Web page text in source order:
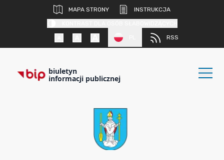
MAPA STRONY
INSTRUKCJA
RSS
biuletyn
informacji publicznej